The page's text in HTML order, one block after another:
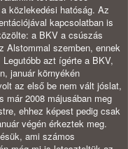
közlekedési hatóság. Az
kapcsolatban is
a BKV a csúszás
Alstommal szemben, ennek
azt ígérte a BKV,
január környékén
az első be nem vált jóslat,
már 2008 májusában meg
ehhez képest pedig csak
végén érkeztek meg.
ami számos